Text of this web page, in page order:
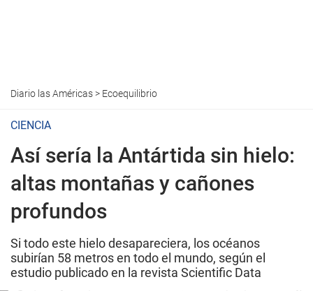
Diario las Américas> Ecoequilibrio
CIENCIA
Así sería la Antártida sin hielo:
altas montañas y cañones
profundos
Si todo este hielo desapareciera, los océanos
subirían 58 metros en todo el mundo, según el
estudio publicado en la revista Scientific Data